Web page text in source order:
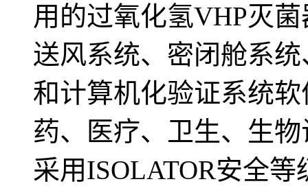
用的过氧化氢VHP灭
送风系统、密闭舱系
和计算机化验证系统
药、医疗、卫生、生
采用ISOLATOR安全